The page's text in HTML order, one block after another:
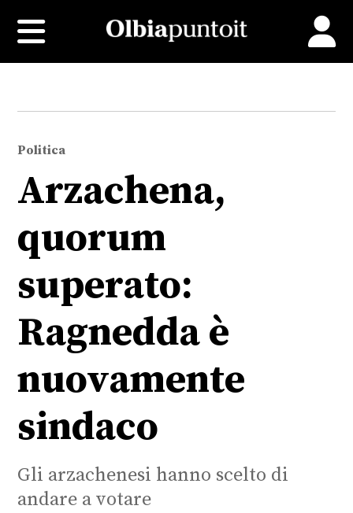
Politica
Arzachena,
quorum
superato:
Ragnedda è
nuovamente
sindaco
Gli arzachenesi hanno scelto di
andare a votare